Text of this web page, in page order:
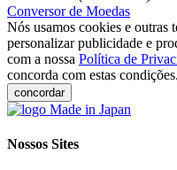
Conversor de Moedas
Nós usamos cookies e outras
personalizar publicidade e
com a nossa Política de
concorda com estas condições.
concordar
Nossos Sites